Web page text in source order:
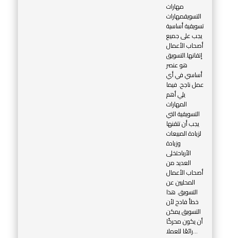
مهارات
التسويقمهارات
تسويقية أساسية
يجب على جميع
أصحاب الأعمال
إتقانها.التسويق
هو عنصر
أساسي في أي
عمل ناجح. فيما
يلي أهم
المهارات
التسويقية التي
يجب أن تتقنها
لزيادة المبيعات
وزيادة
الأرباحتخلى
العديد من
أصحاب الأعمال
المحليين عن
التسويق. هذا
خطأ فادح لأن
التسويق يمكن
أن يكون محركًا
رائعًا للعملا...